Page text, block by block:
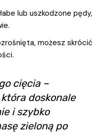
lub uszkodzone pędy,
możesz skrócić
cięcia –
doskonale
i szybko
zieloną po